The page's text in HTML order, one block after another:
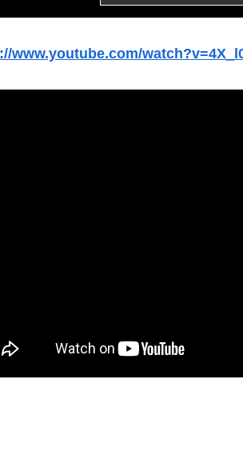
日本は戦勝国なんだよ」 戦後の日本人の
www.youtube.com/